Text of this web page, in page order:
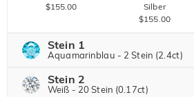
$155.00
Silber
$155.00
Stein 1
Aquamarinblau - 2 Stein (2.4ct)
Jeulia Edelstein
Stein 2
Weiß - 20 Stein (0.17ct)